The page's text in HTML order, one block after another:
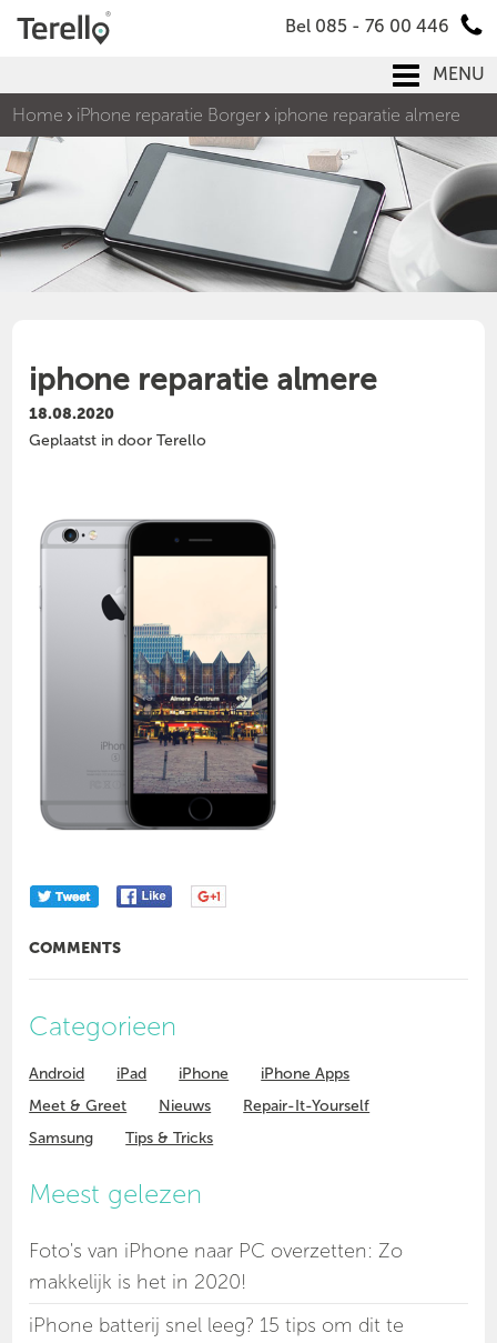
Bel 085 - 76 00 446
MENU
Home
iPhone reparatie Borger iphone reparatie almere
iphone reparatie almere
18.08.2020
Geplaatst in door Terello
COMMENTS
Categorieen
Android iPad iPhone
iPhone Apps
Meet & Greet
Nieuws
Repair-It-Yourself
Samsung
Tips & Tricks
Meest gelezen
Foto's van iPhone naar PC overzetten: Zo
makkelijk is het in 2020!
iPhone batterij snel leeg? 15 tips om dit te